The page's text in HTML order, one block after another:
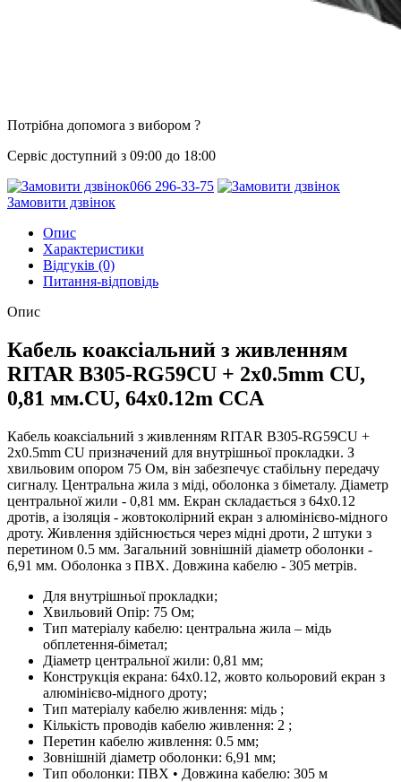
Потрібна допомога з вибором ?
Сервіс доступний з 09:00 до 18:00
066 296-33-75
Замовити дзвінок
Опис
Характеристики
Відгуків (0)
Питання-відповідь
Опис
Кабель коаксіальний з живленням
RITAR B305-RG59CU + 2x0.5mm CU,
0,81 мм.CU, 64x0.12m CCA
Кабель коаксіальний з живленням RITAR B305-RG59CU +
2x0.5mm CU призначений для внутрішньої прокладки. З
хвильовим опором 75 Ом, він забезпечує стабільну передачу
сигналу. Центральна жила з міді, оболонка з біметалу. Діаметр
центральної жили - 0,81 мм. Екран складається з 64х0.12
дротів, а ізоляція - жовтоколірний екран з алюмінієво-мідного
дроту. Живлення здійснюється через мідні дроти, 2 штуки з
перетином 0.5 мм. Загальний зовнішній діаметр оболонки -
6,91 мм. Оболонка з ПВХ. Довжина кабелю - 305 метрів.
Для внутрішньої прокладки;
Хвильовий Опір: 75 Ом;
Тип матеріалу кабелю: центральна жила – мідь
обплетення-біметал;
Діаметр центральної жили: 0,81 мм;
Конструкція екрана: 64х0.12, жовто кольоровий екран з
алюмінієво-мідного дроту;
Тип матеріалу кабелю живлення: мідь ;
Кількість проводів кабелю живлення: 2 ;
Перетин кабелю живлення: 0.5 мм;
Зовнішній діаметр оболонки: 6,91 мм;
Тип оболонки: ПВХ • Довжина кабелю: 305 м